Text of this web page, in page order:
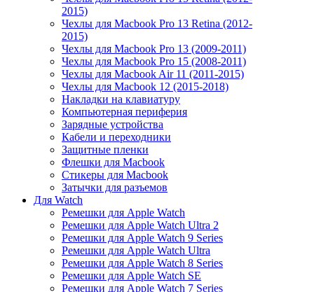
2015)
Чехлы для Macbook Pro 13 Retina (2012-
2015)
Чехлы для Macbook Pro 13 (2009-2011)
Чехлы для Macbook Pro 15 (2008-2011)
Чехлы для Macbook Air 11 (2011-2015)
Чехлы для Macbook 12 (2015-2018)
Накладки на клавиатуру
Компьютерная периферия
Зарядные устройства
Кабели и переходники
Защитные пленки
Флешки для Macbook
Стикеры для Macbook
Затычки для разъемов
Для Watch
Ремешки для Apple Watch
Ремешки для Apple Watch Ultra 2
Ремешки для Apple Watch 9 Series
Ремешки для Apple Watch Ultra
Ремешки для Apple Watch 8 Series
Ремешки для Apple Watch SE
Ремешки для Apple Watch 7 Series